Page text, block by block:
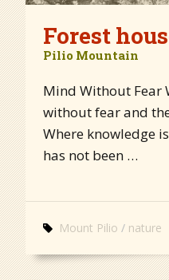
Forest
Pilio Mountain
Mind Without Fear
without fear and
Where knowledge
has not been …
Mount Pilio nature